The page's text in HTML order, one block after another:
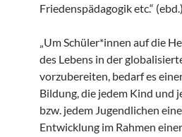
Friedenspädagogik etc.“ (ebd.).
„Um Schüler*innen auf die
des Lebens in der
vorzubereiten, bedarf es
Bildung, die jedem Kind und
bzw. jedem Jugendlichen
Entwicklung im Rahmen